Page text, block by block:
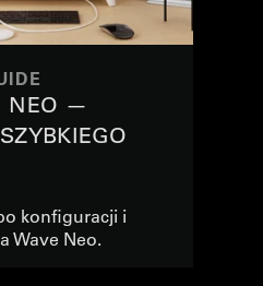
NEO —
konfiguracji i
Wave Neo.